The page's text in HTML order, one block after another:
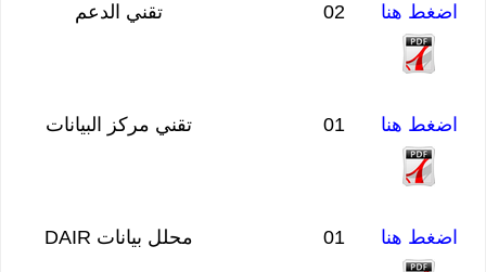
اضغط هنا 02 تقني الدعم
اضغط هنا 01 تقني مركز البيانات
اضغط هنا 01 محلل بيانات DAIR